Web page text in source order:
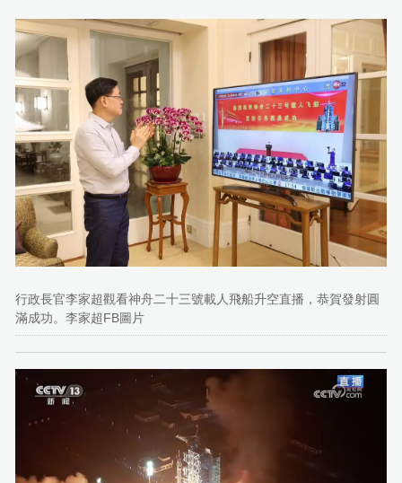
行政長官李家超觀看神舟二十三號載人飛船升空直播，恭賀發射圓
滿成功。李家超FB圖片